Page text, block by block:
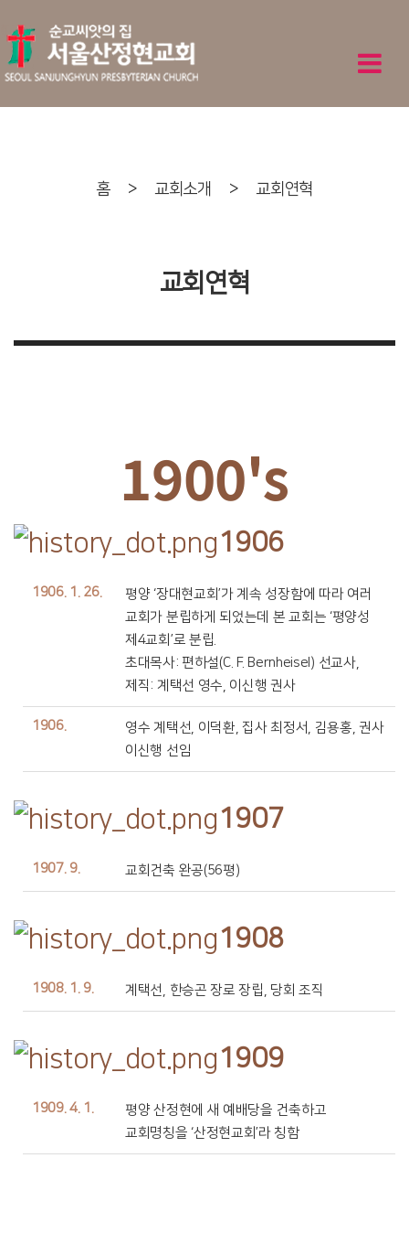
홈 > 교회소개 > 교회연혁
교회연혁
1900's
1906
1906. 1. 26.
평양 ‘장대현교회’가 계속 성장함에 따라 여러
교회가 분립하게 되었는데 본 교회는 ‘평양성
제4교회’로 분립.
초대목사: 편하설(C. F. Bernheisel) 선교사,
제직: 계택선 영수, 이신행 권사
1906.
영수 계택선, 이덕환, 집사 최정서, 김용홍, 권사
이신행 선임
1907
1907. 9. 교회건축 완공(56평)
1908
1908. 1. 9. 계택선, 한승곤 장로 장립, 당회 조직
1909
1909. 4. 1.
평양 산정현에 새 예배당을 건축하고
교회명칭을 ‘산정현교회’라 칭함